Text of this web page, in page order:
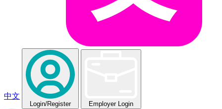
中文
Login/Register Employer Login